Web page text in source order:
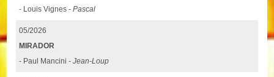
- Louis Vignes -Pascal
05/2026
MIRADOR
- Paul Mancini -Jean-Loup